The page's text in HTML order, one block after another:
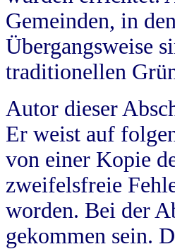
Gemeinden, in
Übergangsweise
traditionellen
Autor dieser
Er weist auf
von einer Kopie
zweifelsfreie
worden. Bei der
gekommen sein.